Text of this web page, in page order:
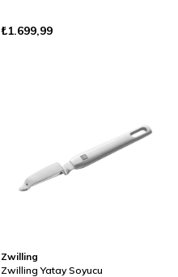
₺1.699,99
Zwilling
Zwilling Yatay Soyucu